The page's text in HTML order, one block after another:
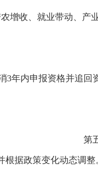
增收、就业带动、产
3年内申报资格并追回
第
据政策变化动态调整